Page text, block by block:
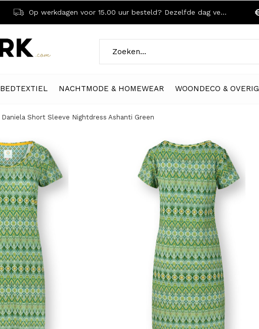
BEDTEXTIEL NACHTMODE & HOMEWEAR WOONDECO & OVERIG
Op werkdagen voor 15.00 uur besteld? Dezelfde dag verzonden!
Daniela Short Sleeve Nightdress Ashanti Green